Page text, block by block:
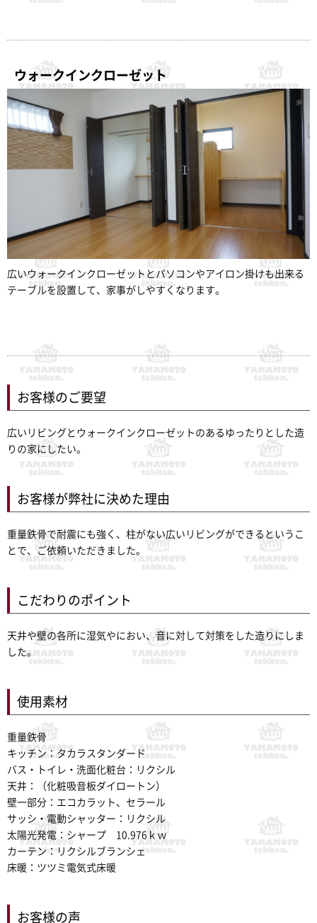
ウォークインクローゼット
広いウォークインクローゼットとパソコンやアイロン掛けも出来る
テーブルを設置して、家事がしやすくなります。
お客様のご要望
広いリビングとウォークインクローゼットのあるゆったりとした造
りの家にしたい。
お客様が弊社に決めた理由
重量鉄骨で耐震にも強く、柱がない広いリビングができるというこ
とで、ご依頼いただきました。
こだわりのポイント
天井や壁の各所に湿気やにおい、音に対して対策をした造りにしま
した。
使用素材
重量鉄骨
キッチン：タカラスタンダード
バス・トイレ・洗面化粧台：リクシル
天井：（化粧吸音板ダイロートン）
壁一部分：エコカラット、セラール
サッシ・電動シャッター：リクシル
太陽光発電：シャープ 10.976ｋｗ
カーテン：リクシルブランシェ
床暖：ツツミ電気式床暖
お客様の声